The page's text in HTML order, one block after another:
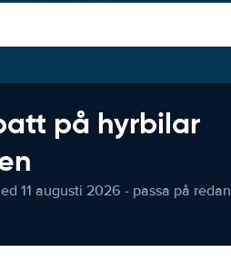
på hyrbilar
11 augusti 2026 - passa på redan